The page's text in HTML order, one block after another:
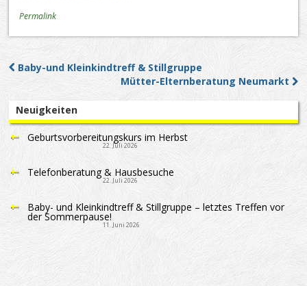
Permalink
Post navigation
Baby-und Kleinkindtreff & Stillgruppe
Mütter-Elternberatung Neumarkt
Neuigkeiten
Geburtsvorbereitungskurs im Herbst
22. Juli 2026
Telefonberatung & Hausbesuche
22. Juli 2026
Baby- und Kleinkindtreff & Stillgruppe – letztes Treffen vor
der Sommerpause!
11. Juni 2026